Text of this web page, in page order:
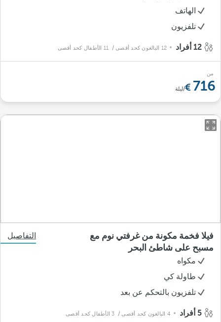
الهاتف
تلفزيون
12 البالغون كحد أقصى / 11 الأطفال كحد أقصى
من
716 /ليلة
فيلا فخمة مكونة من غرفتي نوم مع
مسبح على شاطئ البحر
التفاصيل
مكواه
طاولة كي
تلفزيون بالتحكم عن بعد
4 البالغون كحد أقصى / 3 الأطفال كحد أقصى